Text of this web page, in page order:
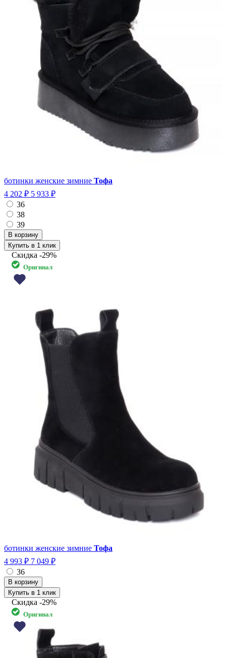
ботинки женские зимние Тофа
4 202 ₽ 5 933 ₽
36
38
39
Купить в 1 клик
Скидка -29%
Оригинал
ботинки женские зимние Тофа
4 993 ₽ 7 049 ₽
36
Купить в 1 клик
Скидка -29%
Оригинал